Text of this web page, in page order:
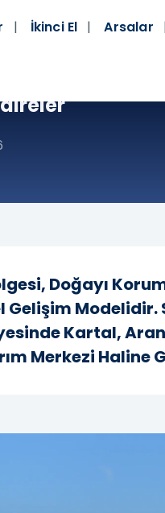
İkinci El Arsalar
Doğayı
Gelişim
Kartal,
Merkezi Haline